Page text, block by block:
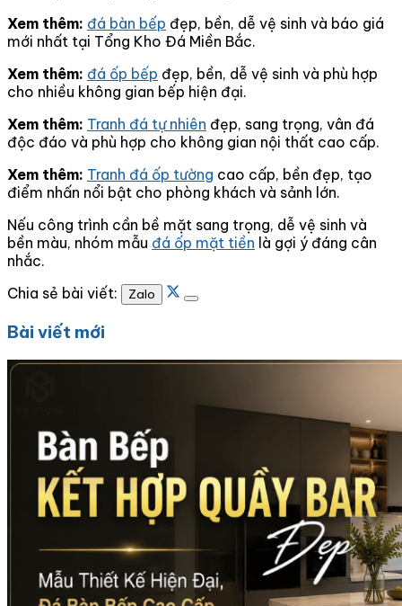
Xem thêm: đá bàn bếp đẹp, bền, dễ vệ sinh và báo giá
mới nhất tại Tổng Kho Đá Miền Bắc.
Xem thêm: đá ốp bếp đẹp, bền, dễ vệ sinh và phù hợp
cho nhiều không gian bếp hiện đại.
Xem thêm: Tranh đá tự nhiên đẹp, sang trọng, vân đá
độc đáo và phù hợp cho không gian nội thất cao cấp.
Xem thêm: Tranh đá ốp tường cao cấp, bền đẹp, tạo
điểm nhấn nổi bật cho phòng khách và sảnh lớn.
Nếu công trình cần bề mặt sang trọng, dễ vệ sinh và
bền màu, nhóm mẫu đá ốp mặt tiền là gợi ý đáng cân
nhắc.
Chia sẻ bài viết:
Zalo
Bài viết mới